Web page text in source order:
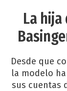
La hija
Desde que
la modelo
sus cuentas